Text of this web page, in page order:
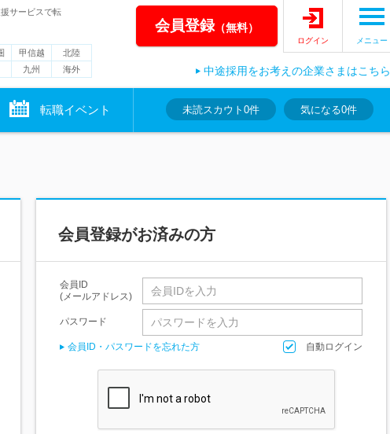
サービスで転
甲信越
北陸
九州 海外
会員登録（無料）
ログイン メニュー
中途採用をお考えの企業さまはこちら
転職イベント 未読スカウト 0件 気になる0件
会員登録がお済みの方
会員ID
(メールアドレス)
パスワード
会員ID・パスワードを忘れた方 自動ログイン